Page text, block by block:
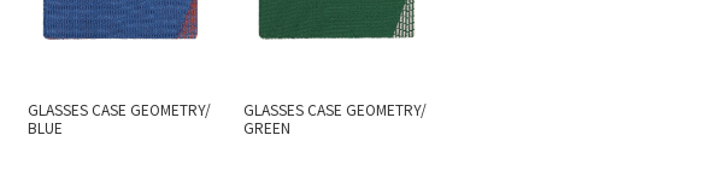
GLASSES CASE GEOMETRY/
BLUE
GLASSES CASE GEOMETRY/
GREEN